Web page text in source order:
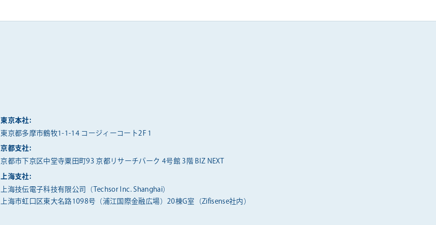
東京本社:
東京都多摩市鶴牧1-1-14 コージィーコート2F 1
京都支社:
京都市下京区中堂寺粟田町93 京都リサーチパーク 4号館 3階 BIZ NEXT
上海支社:
上海技伝電子科技有限公司（Techsor Inc. Shanghai）
上海市虹口区東大名路1098号（浦江国際金融広場）20棟G室（Zifisense社内）